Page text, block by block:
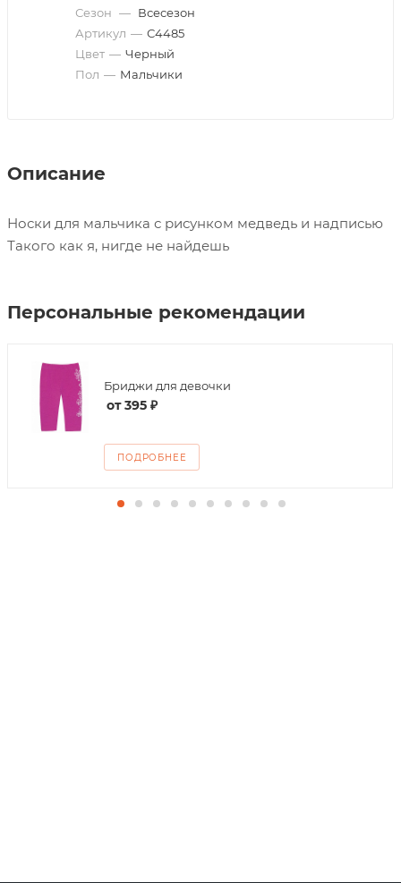
Сезон — Всесезон
Артикул — С4485
Цвет — Черный
Пол — Мальчики
Описание
Носки для мальчика с рисунком медведь и надписью
Такого как я, нигде не найдешь
Персональные рекомендации
Бриджи для девочки
от395 ₽
ПОДРОБНЕЕ